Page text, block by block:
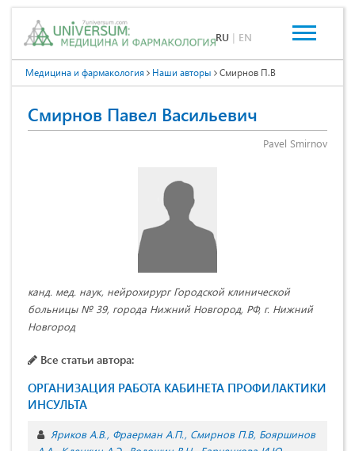
RU | EN
Медицина и фармакология Наши авторы Смирнов П.В
Смирнов Павел Васильевич
Pavel Smirnov
канд. мед. наук, нейрохирург Городской клинической
больницы № 39, города Нижний Новгород, РФ, г. Нижний
Новгород
Все статьи автора:
ОРГАНИЗАЦИЯ РАБОТА КАБИНЕТА ПРОФИЛАКТИКИ
ИНСУЛЬТА
Яриков А.В. Фраерман А.П. Смирнов П.В Бояршинов